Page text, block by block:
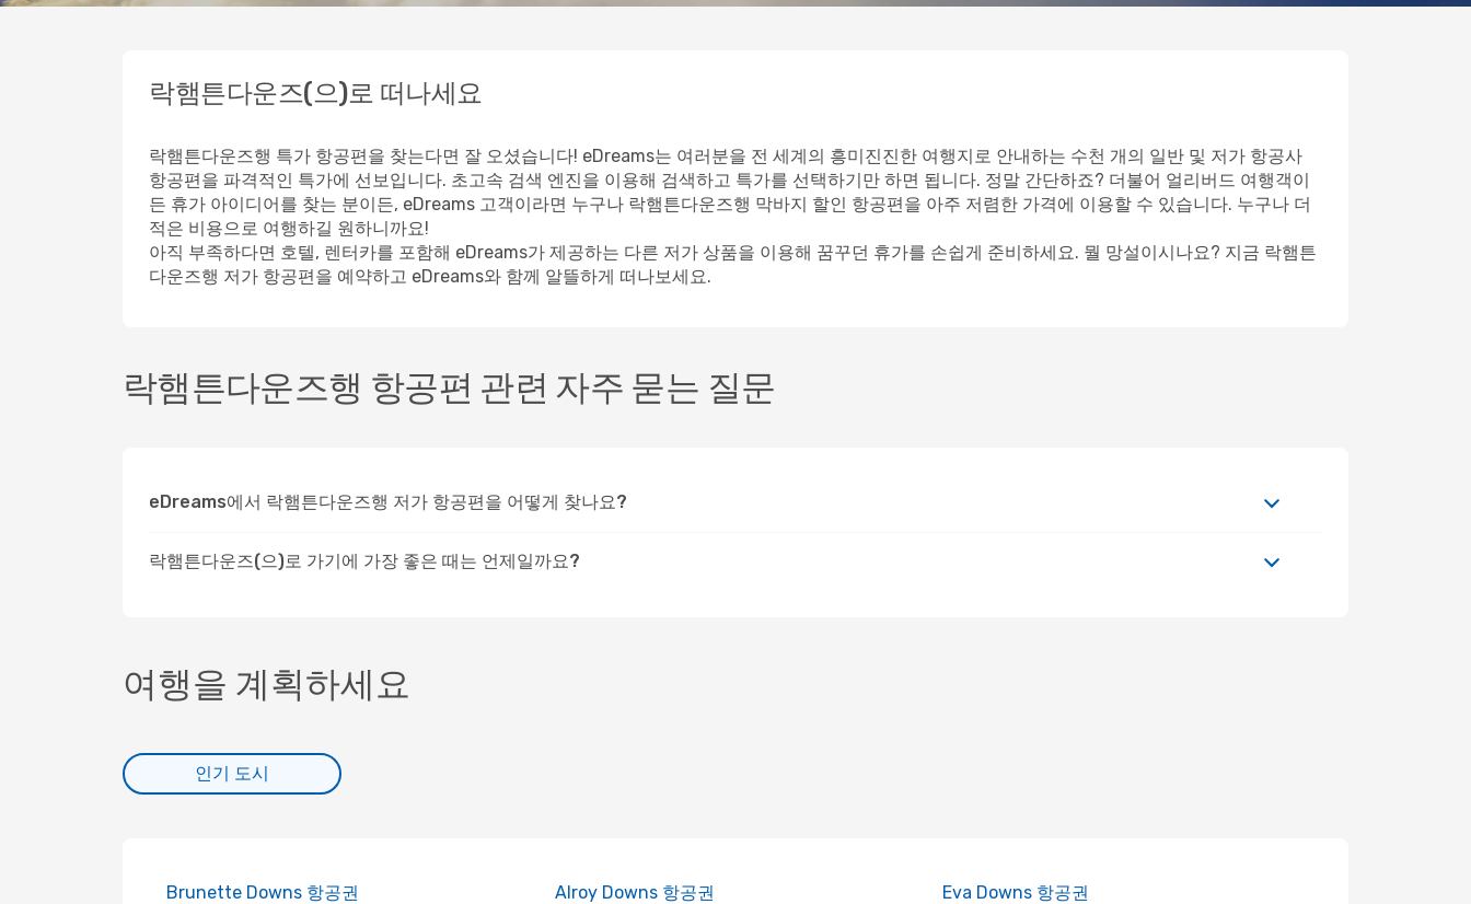
락햄튼다운즈(으)로 떠나세요
락햄튼다운즈행 특가 항공편을 찾는다면 잘 오셨습니다! eDreams는 여러분을 전 세계의 흥미진진한 여행지로 안내하는 수천 개의 일반 및 저가 항공사
항공편을 파격적인 특가에 선보입니다. 초고속 검색 엔진을 이용해 검색하고 특가를 선택하기만 하면 됩니다. 정말 간단하죠? 더불어 얼리버드 여행객이
든 휴가 아이디어를 찾는 분이든, eDreams 고객이라면 누구나 락햄튼다운즈행 막바지 할인 항공편을 아주 저렴한 가격에 이용할 수 있습니다. 누구나 더
적은 비용으로 여행하길 원하니까요!
아직 부족하다면 호텔, 렌터카를 포함해 eDreams가 제공하는 다른 저가 상품을 이용해 꿈꾸던 휴가를 손쉽게 준비하세요. 뭘 망설이시나요? 지금 락햄튼
다운즈행 저가 항공편을 예약하고 eDreams와 함께 알뜰하게 떠나보세요.
락햄튼다운즈행 항공편 관련 자주 묻는 질문
eDreams에서 락햄튼다운즈행 저가 항공편을 어떻게 찾나요?
락햄튼다운즈(으)로 가기에 가장 좋은 때는 언제일까요?
여행을 계획하세요
인기 도시
Brunette Downs 항공권 Alroy Downs 항공권 Eva Downs 항공권